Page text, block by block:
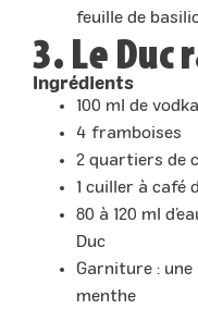
feuille de
3. Le Duc
Ingrédients
100 ml de vodka
4 framboises
2 quartiers de
1 cuiller à café
80 à 120 ml
Duc
Garniture :
menthe